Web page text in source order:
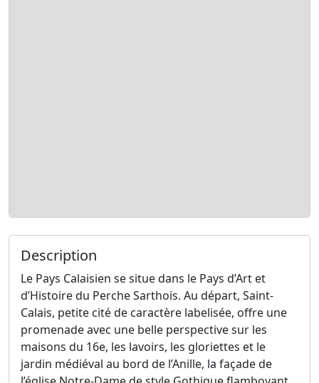
Description
Le Pays Calaisien se situe dans le Pays d’Art et
d’Histoire du Perche Sarthois. Au départ, Saint-
Calais, petite cité de caractère labelisée, offre une
promenade avec une belle perspective sur les
maisons du 16e, les lavoirs, les gloriettes et le
jardin médiéval au bord de l’Anille, la façade de